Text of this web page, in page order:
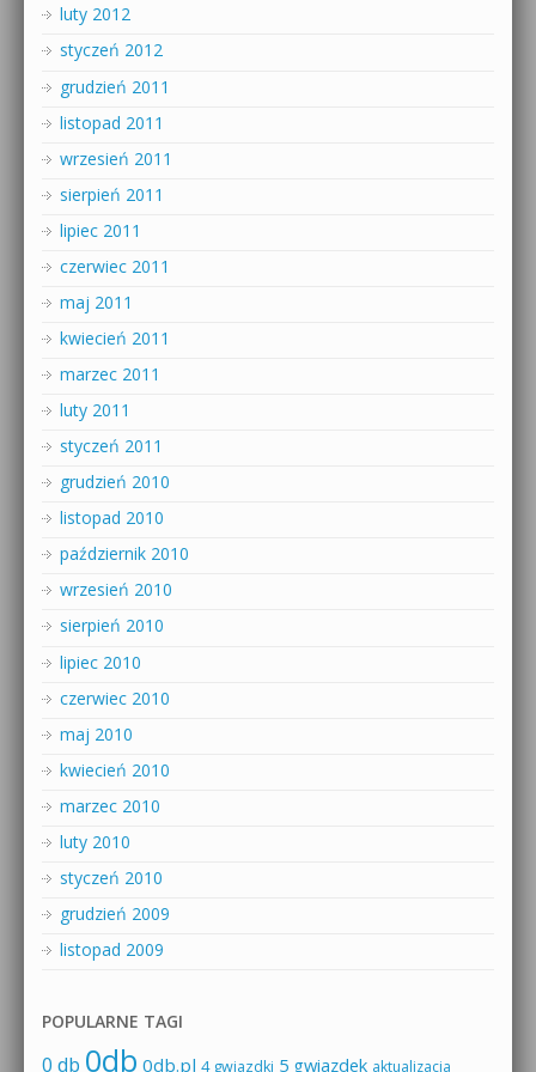
luty 2012
styczeń 2012
grudzień 2011
listopad 2011
wrzesień 2011
sierpień 2011
lipiec 2011
czerwiec 2011
maj 2011
kwiecień 2011
marzec 2011
luty 2011
styczeń 2011
grudzień 2010
listopad 2010
październik 2010
wrzesień 2010
sierpień 2010
lipiec 2010
czerwiec 2010
maj 2010
kwiecień 2010
marzec 2010
luty 2010
styczeń 2010
grudzień 2009
listopad 2009
POPULARNE TAGI
0 db 0db 0db.pl 4 gwiazdki 5 gwiazdek aktualizacja